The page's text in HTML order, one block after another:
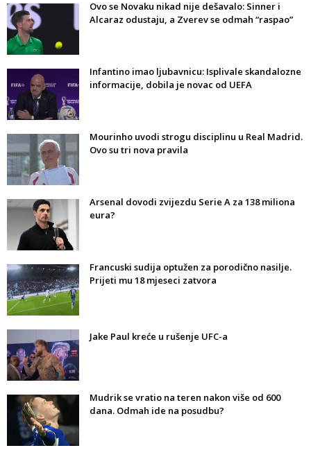
Ovo se Novaku nikad nije dešavalo: Sinner i
Alcaraz odustaju, a Zverev se odmah “raspao”
Infantino imao ljubavnicu: Isplivale skandalozne
informacije, dobila je novac od UEFA
Mourinho uvodi strogu disciplinu u Real Madrid.
Ovo su tri nova pravila
Arsenal dovodi zvijezdu Serie A za 138 miliona
eura?
Francuski sudija optužen za porodično nasilje.
Prijeti mu 18 mjeseci zatvora
Jake Paul kreće u rušenje UFC-a
Mudrik se vratio na teren nakon više od 600
dana. Odmah ide na posudbu?